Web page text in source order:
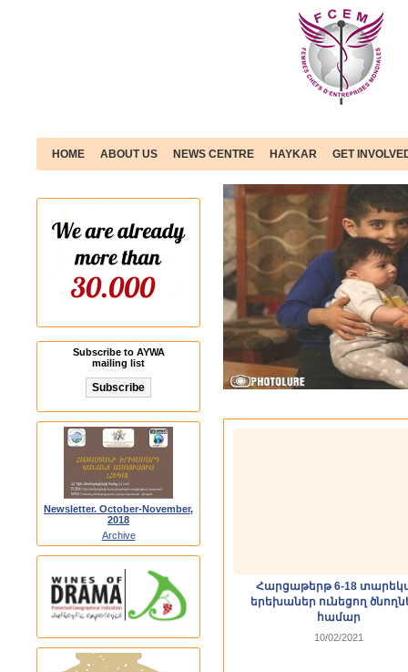
HOME ABOUT US NEWS CENTRE HAYKAR GET
Subscribe to AYWA
mailing list
Newsletter. October-November,
2018
Archive
The World needs Peace! Join
Հարցաթերթ 6-18
երեխաներ ունեցող
համար
10/02/2021